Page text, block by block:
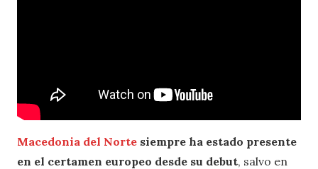
Macedonia del Norte siempre ha estado presente
en el certamen europeo desde su debut, salvo en